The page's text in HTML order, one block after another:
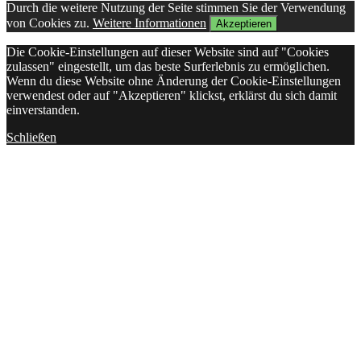
Durch die weitere Nutzung der Seite stimmen Sie der Verwendung
von Cookies zu. Weitere Informationen Akzeptieren
Die Cookie-Einstellungen auf dieser Website sind auf "Cookies
zulassen" eingestellt, um das beste Surferlebnis zu ermöglichen.
Wenn du diese Website ohne Änderung der Cookie-Einstellungen
verwendest oder auf "Akzeptieren" klickst, erklärst du sich damit
einverstanden.
Schließen